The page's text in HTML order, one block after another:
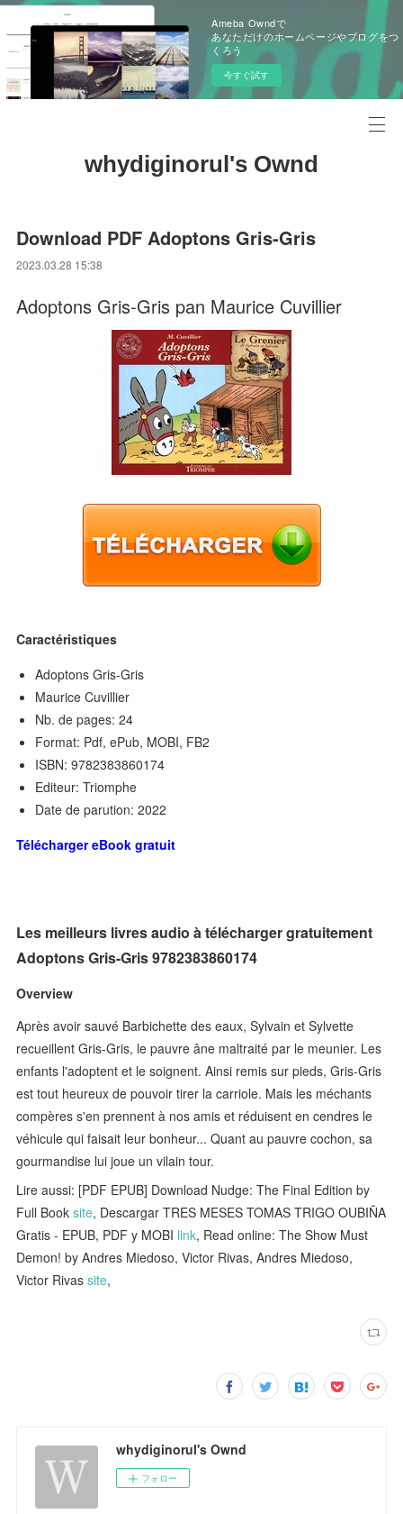
Ameba Owndで
あなただけのホームページやブログをつ
くろう
今すぐ試す
whydiginorul's Ownd
Download PDF Adoptons Gris-Gris
2023.03.28 15:38
Adoptons Gris-Gris pan Maurice Cuvillier
Caractéristiques
Adoptons Gris-Gris
Maurice Cuvillier
Nb. de pages: 24
Format: Pdf, ePub, MOBI, FB2
ISBN: 9782383860174
Editeur: Triomphe
Date de parution: 2022
Télécharger eBook gratuit
Les meilleurs livres audio à télécharger gratuitement
Adoptons Gris-Gris 9782383860174
Overview
Après avoir sauvé Barbichette des eaux, Sylvain et Sylvette
recueillent Gris-Gris, le pauvre âne maltraité par le meunier. Les
enfants l'adoptent et le soignent. Ainsi remis sur pieds, Gris-Gris
est tout heureux de pouvoir tirer la carriole. Mais les méchants
compères s'en prennent à nos amis et réduisent en cendres le
véhicule qui faisait leur bonheur... Quant au pauvre cochon, sa
gourmandise lui joue un vilain tour.
Lire aussi: [PDF EPUB] Download Nudge: The Final Edition by
Full Booksite, Descargar TRES MESES TOMAS TRIGO OUBIÑA
Gratis - EPUB, PDF y MOBI link, Read online: The Show Must
Demon! by Andres Miedoso, Victor Rivas, Andres Miedoso,
Victor Rivassite,
whydiginorul's Ownd
フォロー